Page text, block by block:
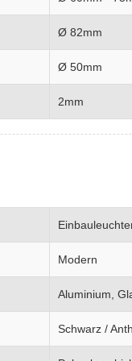
Ø 82mm
Ø 50mm
2mm
Modern
Aluminium,
Schwarz /